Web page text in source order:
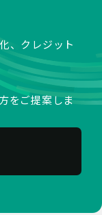
、クレジット
をご提案しま